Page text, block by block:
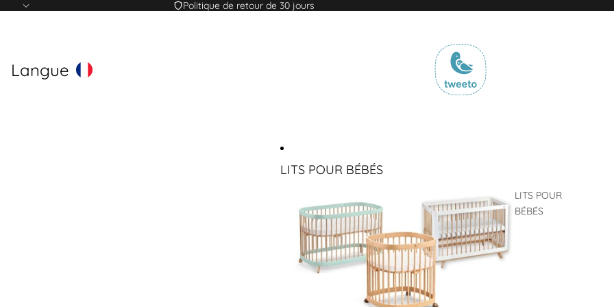
Politique de retour de 30 jours
Langue
LITS POUR BÉBÉS
LITS POUR
BÉBÉS